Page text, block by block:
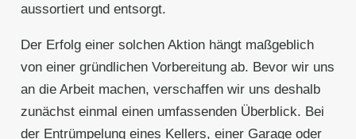
aussortiert und entsorgt.
Der Erfolg einer solchen Aktion hängt maßgeblich
von einer gründlichen Vorbereitung ab. Bevor wir uns
an die Arbeit machen, verschaffen wir uns deshalb
zunächst einmal einen umfassenden Überblick. Bei
der Entrümpelung eines Kellers, einer Garage oder